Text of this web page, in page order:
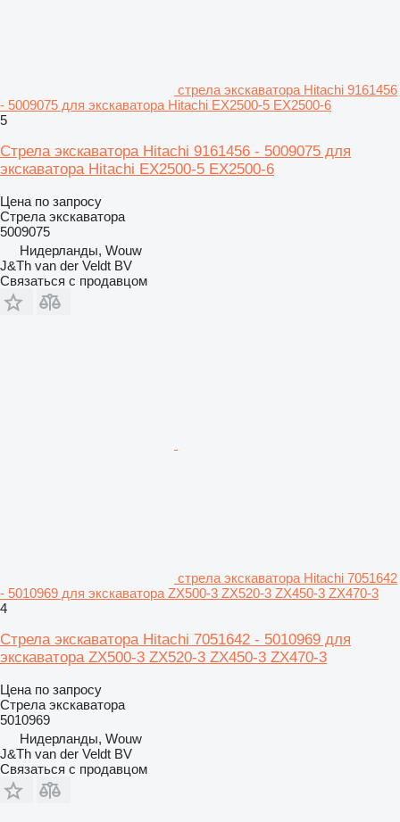
стрела экскаватора Hitachi 9161456
- 5009075 для экскаватора Hitachi EX2500-5 EX2500-6
5
Стрела экскаватора Hitachi 9161456 - 5009075 для
экскаватора Hitachi EX2500-5 EX2500-6
Цена по запросу
Стрела экскаватора
5009075
Нидерланды, Wouw
J&Th van der Veldt BV
Связаться с продавцом
стрела экскаватора Hitachi 7051642
- 5010969 для экскаватора ZX500-3 ZX520-3 ZX450-3 ZX470-3
4
Стрела экскаватора Hitachi 7051642 - 5010969 для
экскаватора ZX500-3 ZX520-3 ZX450-3 ZX470-3
Цена по запросу
Стрела экскаватора
5010969
Нидерланды, Wouw
J&Th van der Veldt BV
Связаться с продавцом